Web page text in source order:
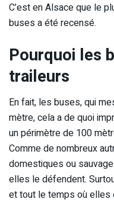
C’est en Alsace que le
buses a été recensé.
Pourquoi les
traileurs
En fait, les buses, qui
mètre, cela a de quoi
un périmètre de 100
Comme de nombreux
domestiques ou
elles le défendent.
et tout le temps où elles